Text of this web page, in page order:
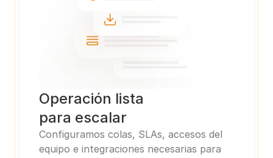
Operación lista
para escalar
Configuramos colas, SLAs, accesos del
equipo e integraciones necesarias para